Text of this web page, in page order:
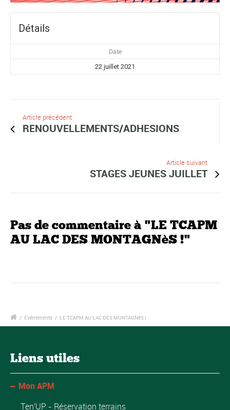
Détails
Date
22 juillet 2021
Article précédent
RENOUVELLEMENTS/ADHESIONS
Article suivant
STAGES JEUNES JUILLET
Pas de commentaire à "LE TCAPM
AU LAC DES MONTAGNèS !"
/ Événements / LE TCAPM AU LAC DES MONTAGNèS !
Liens utiles
Mon APM
Ten'UP - Réservation terrains